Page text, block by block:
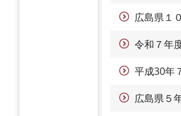
広島県１
令和７年
平成30年
広島県５